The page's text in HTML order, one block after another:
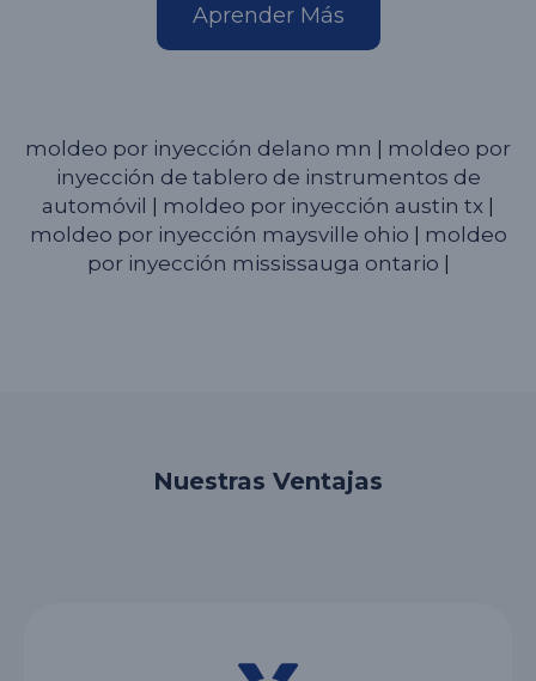
Aprender Más
moldeo por inyección delano mn | moldeo por
inyección de tablero de instrumentos de
automóvil | moldeo por inyección austin tx |
moldeo por inyección maysville ohio | moldeo
por inyección mississauga ontario |
Nuestras Ventajas